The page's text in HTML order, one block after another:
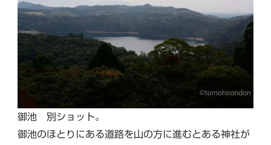
御池 別ショット。
御池のほとりにある道路を山の方に進むとある神社が